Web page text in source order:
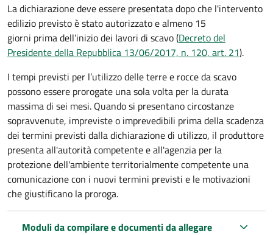
La dichiarazione deve essere presentata dopo che l'intervento
edilizio previsto è stato autorizzato e almeno 15
giorni primadell’inizio dei lavori di scavo (Decreto del
Presidente della Repubblica 13/06/2017, n. 120, art. 21).
I tempi previsti per l’utilizzo delle terre e rocce da scavo
possono essere prorogate una sola volta per la durata
massima di sei mesi. Quando si presentano circostanze
sopravvenute, impreviste o imprevedibili prima della scadenza
dei termini previsti dalla dichiarazione di utilizzo, il produttore
presenta all'autorità competente e all'agenzia per la
protezione dell'ambiente territorialmente competente una
comunicazione con i nuovi termini previsti e le motivazioni
che giustificano la proroga.
Moduli da compilare e documenti da allegare